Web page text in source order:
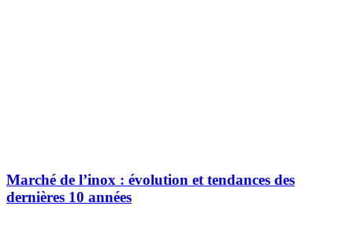
Marché de l’inox : évolution et tendances des
dernières 10 années